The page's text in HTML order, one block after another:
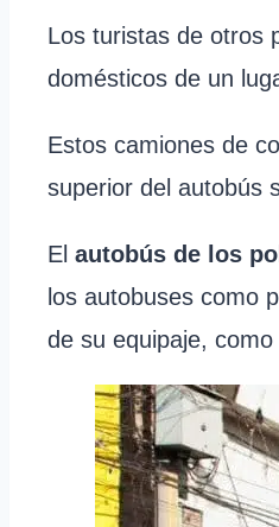
Los turistas de otros
domésticos de un
Estos camiones de
superior del autobús
El autobús de los
los autobuses como
de su equipaje, como